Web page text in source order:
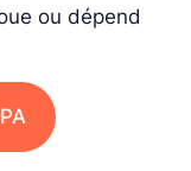
ou dépend